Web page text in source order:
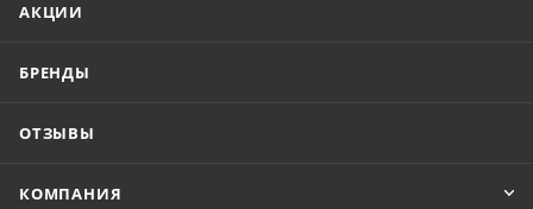
АКЦИИ
БРЕНДЫ
ОТЗЫВЫ
КОМПАНИЯ